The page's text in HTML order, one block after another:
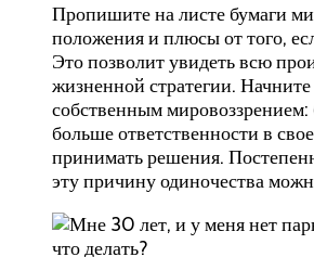
Пропишите на листе бумаги
положения и плюсы от того,
Это позволит увидеть всю
жизненной стратегии. Начните
собственным мировоззрением:
больше ответственности в
принимать решения.
эту причину одиночества